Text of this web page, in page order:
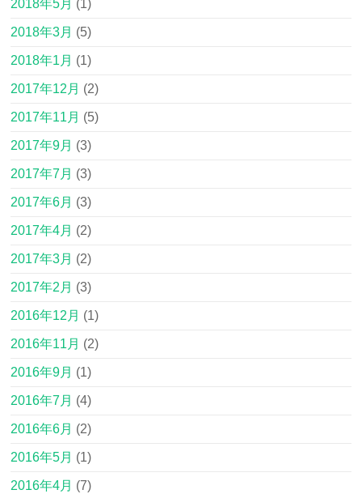
2018年5月 (1)
2018年3月 (5)
2018年1月 (1)
2017年12月 (2)
2017年11月 (5)
2017年9月 (3)
2017年7月 (3)
2017年6月 (3)
2017年4月 (2)
2017年3月 (2)
2017年2月 (3)
2016年12月 (1)
2016年11月 (2)
2016年9月 (1)
2016年7月 (4)
2016年6月 (2)
2016年5月 (1)
2016年4月 (7)